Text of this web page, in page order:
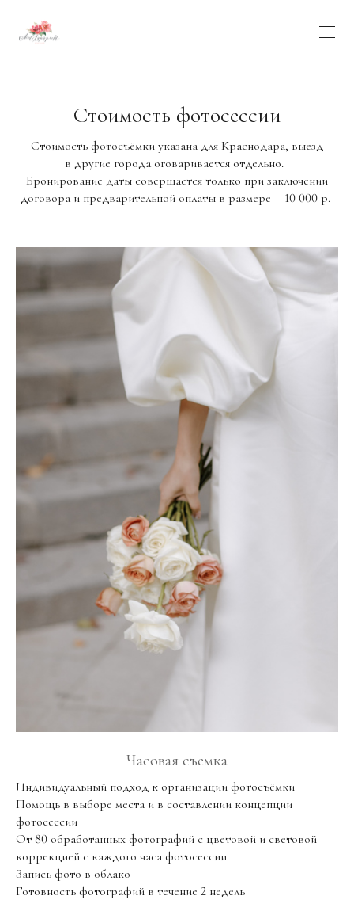
Стоимость фотосессии
Стоимость фотосъёмки указана для Краснодара, выезд
в другие города оговаривается отдельно.
Бронирование даты совершается только при заключении
договора и предварительной оплаты в размере —10 000 р.
Часовая съемка
Индивидуальный подход к организации фотосъёмки
Помощь в выборе места и в составлении концепции
фотосессии
От 80 обработанных фотографий с цветовой и световой
коррекцией с каждого часа фотосессии
Запись фото в облако
Готовность фотографий в течение 2 недель